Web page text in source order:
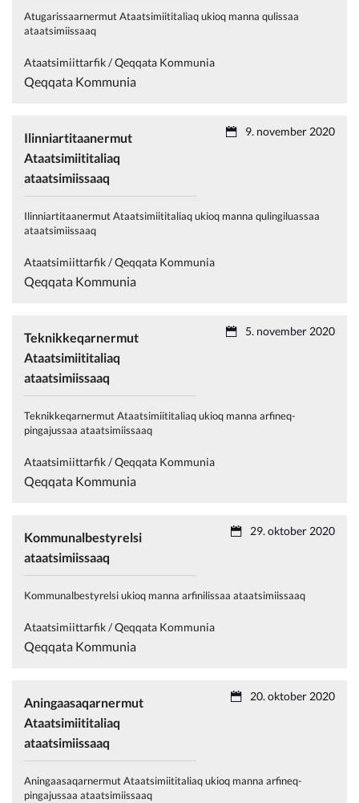
Atugarissaarnermut Ataatsimiititaliaq ukioq manna qulissaa
ataatsimiissaaq
Ataatsimiittarfik / Qeqqata Kommunia
Qeqqata Kommunia
Ilinniartitaanermut
Ataatsimiititaliaq
ataatsimiissaaq
Ilinniartitaanermut Ataatsimiititaliaq ukioq manna qulingiluassaa
ataatsimiissaaq
9. november 2020
Ataatsimiittarfik / Qeqqata Kommunia
Qeqqata Kommunia
Teknikkeqarnermut
Ataatsimiititaliaq
ataatsimiissaaq
Teknikkeqarnermut Ataatsimiititaliaq ukioq manna arfineq-
pingajussaa ataatsimiissaaq
5. november 2020
Ataatsimiittarfik / Qeqqata Kommunia
Qeqqata Kommunia
Kommunalbestyrelsi
ataatsimiissaaq
Kommunalbestyrelsi ukioq manna arfinilissaa ataatsimiissaaq
29. oktober 2020
Ataatsimiittarfik / Qeqqata Kommunia
Qeqqata Kommunia
Aningaasaqarnermut
Ataatsimiititaliaq
ataatsimiissaaq
Aningaasaqarnermut Ataatsimiititaliaq ukioq manna arfineq-
pingajussaa ataatsimiissaaq
20. oktober 2020